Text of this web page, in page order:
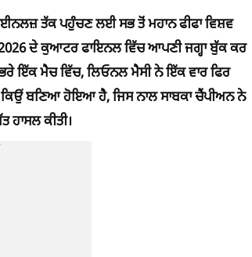
ਤੱਕ ਪਹੁੰਚਣ ਲਈ ਸਭ ਤੋਂ ਮਹਾਨ ਫੀਫਾ ਵਿਸ਼ਵ
2026 ਦੇ ਕੁਆਟਰ ਫਾਇਨਲ ਵਿੱਚ ਆਪਣੀ ਜਗ੍ਹਾ ਬੁੱਕ ਕਰ
ਇੱਕ ਮੈਚ ਵਿੱਚ, ਲਿਓਨਲ ਮੈਸੀ ਨੇ ਇੱਕ ਵਾਰ ਫਿਰ
ਕਿਉਂ ਬਣਿਆ ਹੋਇਆ ਹੈ, ਜਿਸ ਨਾਲ ਸਾਬਕਾ ਚੈਂਪੀਅਨ ਨੇ
ਹਾਸਲ ਕੀਤੀ।